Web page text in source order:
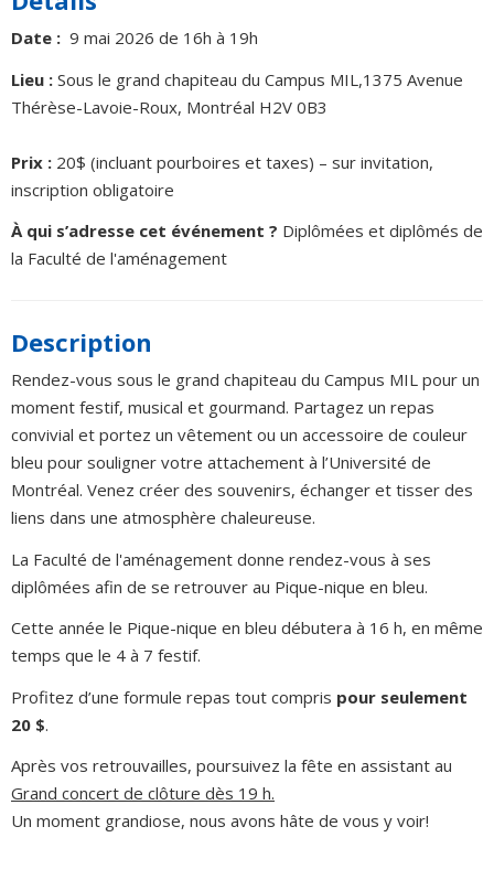
Date : 9 mai 2026 de 16h à 19h
Lieu : Sous le grand chapiteau du Campus MIL,1375 Avenue
Thérèse-Lavoie-Roux, Montréal H2V 0B3
Prix : 20$ (incluant pourboires et taxes) – sur invitation,
inscription obligatoire
À qui s’adresse cet événement ? Diplômées et diplômés de
la Faculté de l'aménagement
Description
Rendez-vous sous le grand chapiteau du Campus MIL pour un
moment festif, musical et gourmand. Partagez un repas
convivial et portez un vêtement ou un accessoire de couleur
bleu pour souligner votre attachement à l’Université de
Montréal. Venez créer des souvenirs, échanger et tisser des
liens dans une atmosphère chaleureuse.
La Faculté de l'aménagement donne rendez-vous à ses
diplômées afin de se retrouver au Pique-nique en bleu.
Cette année le Pique-nique en bleu débutera à 16 h, en même
temps que le 4 à 7 festif.
Profitez d’une formule repas tout compris pour seulement
20 $.
Après vos retrouvailles, poursuivez la fête en assistant au
Grand concert de clôture dès 19 h.
Un moment grandiose, nous avons hâte de vous y voir!